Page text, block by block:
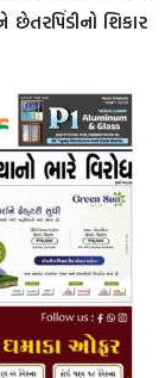
શિકાર